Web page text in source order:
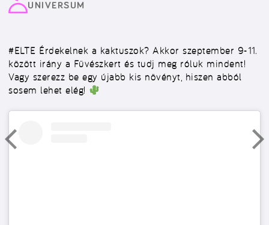
UNIVERSUM
#ELTE Érdekelnek a kaktuszok? Akkor szeptember 9-11.
között irány a Füvészkert és tudj meg róluk mindent!
Vagy szerezz be egy újabb kis növényt, hiszen abból
sosem lehet elég!